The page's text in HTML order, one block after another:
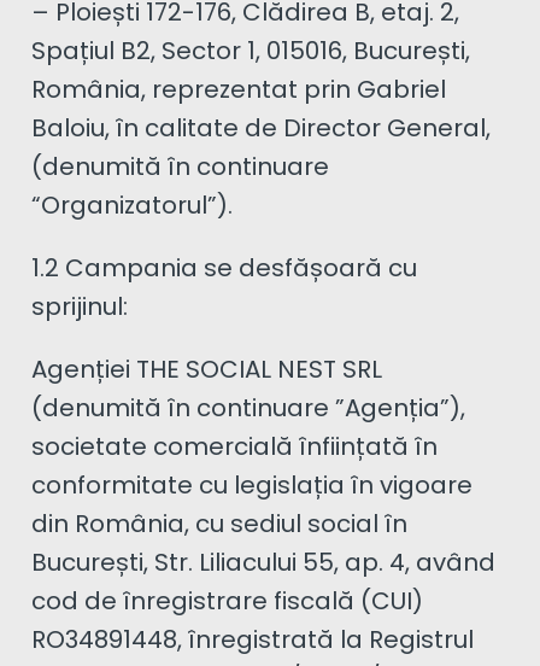
– Ploiești 172-176, Clădirea B, etaj. 2,
Spațiul B2, Sector 1, 015016, București,
România, reprezentat prin Gabriel
Baloiu, în calitate de Director General,
(denumită în continuare
“Organizatorul”).
1.2 Campania se desfășoară cu
sprijinul:
Agenției THE SOCIAL NEST SRL
(denumită în continuare ”Agenția”),
societate comercială înființată în
conformitate cu legislația în vigoare
din România, cu sediul social în
București, Str. Liliacului 55, ap. 4, având
cod de înregistrare fiscală (CUI)
RO34891448, înregistrată la Registrul